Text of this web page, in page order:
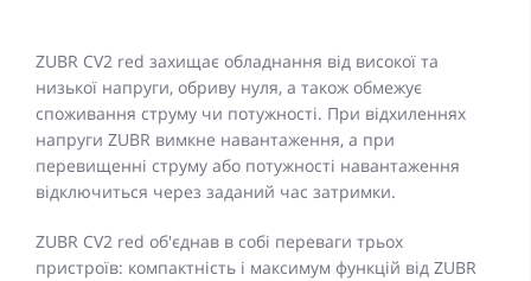
ZUBR CV2 red захищає обладнання від високої та
низької напруги, обриву нуля, а також обмежує
споживання струму чи потужності. При відхиленнях
напруги ZUBR вимкне навантаження, а при
перевищенні струму або потужності навантаження
відключиться через заданий час затримки.
ZUBR CV2 red об'єднав в собі переваги трьох
пристроїв: компактність і максимум функцій від ZUBR